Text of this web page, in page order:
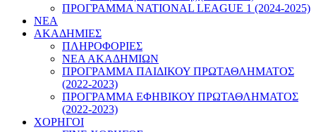
ΠΡΟΓΡΑΜΜΑ NATIONAL LEAGUE 1 (2024-2025)
ΝΕΑ
ΑΚΑΔΗΜΙΕΣ
ΠΛΗΡΟΦΟΡΙΕΣ
ΝΕΑ ΑΚΑΔΗΜΙΩΝ
ΠΡΟΓΡΑΜΜΑ ΠΑΙΔΙΚΟΥ ΠΡΩΤΑΘΛΗΜΑΤΟΣ
(2022-2023)
ΠΡΟΓΡΑΜΜΑ ΕΦΗΒΙΚΟΥ ΠΡΩΤΑΘΛΗΜΑΤΟΣ
(2022-2023)
ΧΟΡΗΓΟΙ